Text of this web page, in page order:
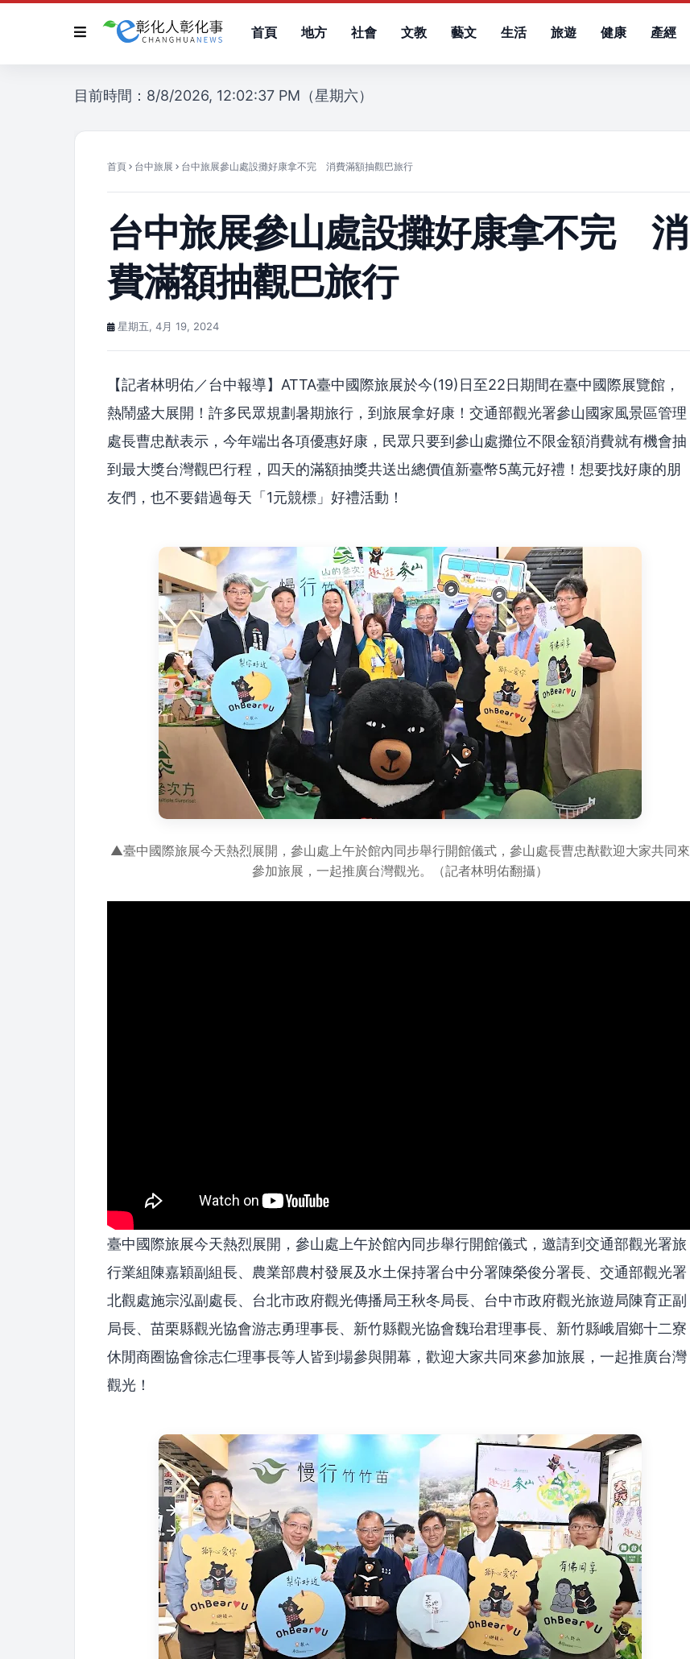
首頁 地方 社會 文教 藝文 生活 旅遊 健康 產經
目前時間：8/8/2026, 12:02:37 PM（星期六）
首頁 台中旅展 台中旅展參山處設攤好康拿不完 消費滿額抽觀巴旅行
台中旅展參山處設攤好康拿不完 消
費滿額抽觀巴旅行
星期五, 4月 19, 2024
【記者林明佑／台中報導】ATTA臺中國際旅展於今(19)日至22日期間在臺中國際展覽館，
熱鬧盛大展開！許多民眾規劃暑期旅行，到旅展拿好康！交通部觀光署參山國家風景區管理
處長曹忠猷表示，今年端出各項優惠好康，民眾只要到參山處攤位不限金額消費就有機會抽
到最大獎台灣觀巴行程，四天的滿額抽獎共送出總價值新臺幣5萬元好禮！想要找好康的朋
友們，也不要錯過每天「1元競標」好禮活動！
▲臺中國際旅展今天熱烈展開，參山處上午於館內同步舉行開館儀式，參山處長曹忠猷歡迎大家共同來
參加旅展，一起推廣台灣觀光。（記者林明佑翻攝）
臺中國際旅展今天熱烈展開，參山處上午於館內同步舉行開館儀式，邀請到交通部觀光署旅
行業組陳嘉穎副組長、農業部農村發展及水土保持署台中分署陳榮俊分署長、交通部觀光署
北觀處施宗泓副處長、台北市政府觀光傳播局王秋冬局長、台中市政府觀光旅遊局陳育正副
局長、苗栗縣觀光協會游志勇理事長、新竹縣觀光協會魏珆君理事長、新竹縣峨眉鄉十二寮
休閒商圈協會徐志仁理事長等人皆到場參與開幕，歡迎大家共同來參加旅展，一起推廣台灣
觀光！